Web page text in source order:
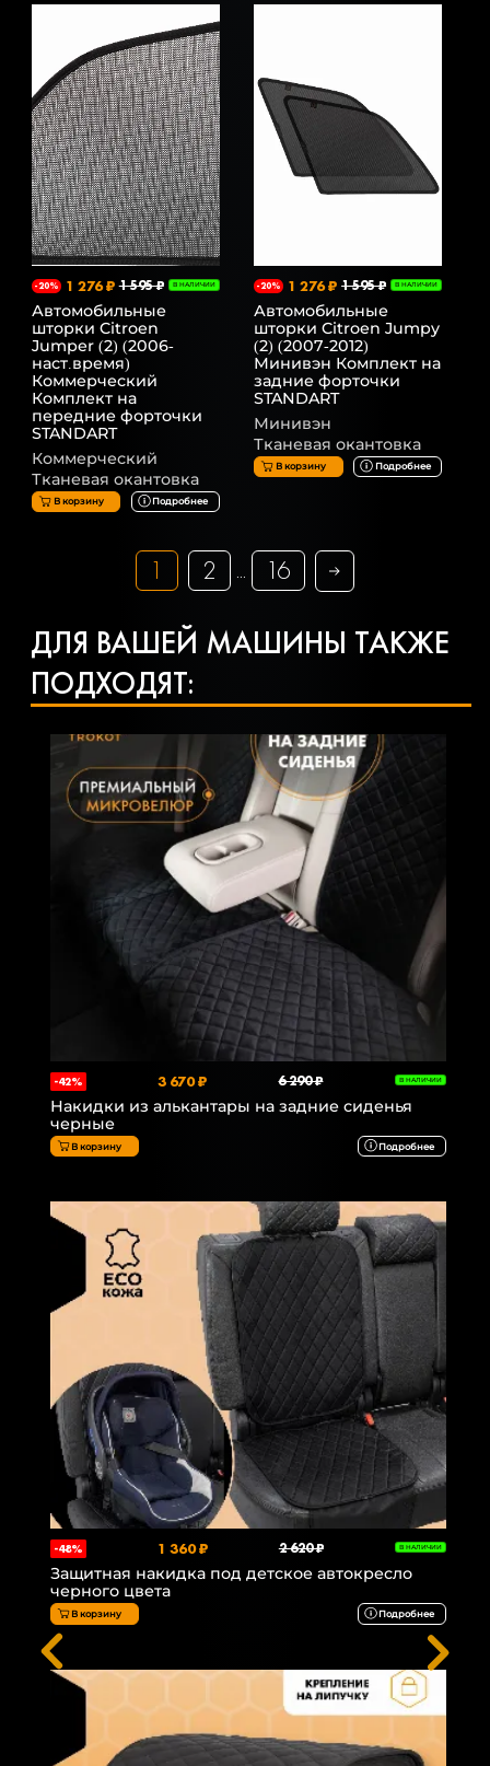
-20% 1 276 ₽ 1 595 ₽ В НАЛИЧИИ
Автомобильные
шторки Citroen
Jumper (2) (2006-
наст.время)
Коммерческий
Комплект на
передние форточки
STANDART
Коммерческий
Тканевая окантовка
В корзину Подробнее
-20% 1 276 ₽ 1 595 ₽ В НАЛИЧИИ
Автомобильные
шторки Citroen Jumpy
(2) (2007-2012)
Минивэн Комплект на
задние форточки
STANDART
Минивэн
Тканевая окантовка
В корзину Подробнее
1 2 ... 16
ДЛЯ ВАШЕЙ МАШИНЫ ТАКЖЕ
ПОДХОДЯТ:
-42% 3 670 ₽ 6 290 ₽ В НАЛИЧИИ
Накидки из алькантары на задние сиденья
черные
В корзину Подробнее
-48% 1 360 ₽ 2 620 ₽ В НАЛИЧИИ
Защитная накидка под детское автокресло
черного цвета
В корзину Подробнее